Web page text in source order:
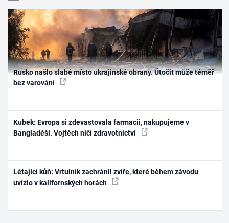
Rusko našlo slabé místo ukrajinské obrany. Útočit může téměř
bez varování
Kubek: Evropa si zdevastovala farmacii, nakupujeme v
Bangladéši. Vojtěch ničí zdravotnictví
Létající kůň: Vrtulník zachránil zvíře, které během závodu
uvízlo v kalifornských horách